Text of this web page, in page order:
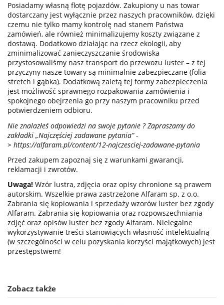
Posiadamy własną flotę pojazdów. Zakupiony u nas towar
dostarczany jest wyłącznie przez naszych pracowników, dzięki
czemu nie tylko mamy kontrolę nad stanem Państwa
zamówień, ale również minimalizujemy koszty związane z
dostawą. Dodatkowo działając na rzecz ekologii, aby
zminimalizować zanieczyszczanie środowiska
przystosowaliśmy nasz transport do przewozu luster – z tej
przyczyny nasze towary są minimalnie zabezpieczane (folia
stretch i gąbka). Dodatkową zaletą tej formy zabezpieczenia
jest możliwość sprawnego rozpakowania zamówienia i
spokojnego obejrzenia go przy naszym pracowniku przed
potwierdzeniem odbioru.
Nie znalazłeś odpowiedzi na swoje pytanie ? Zapraszamy do
zakładki „Najczęściej zadawane pytania” -
> https://alfaram.pl/content/12-najczesciej-zadawane-pytania
Przed zakupem zapoznaj się z warunkami gwarancji,
reklamacji i zwrotów.
Uwaga! Wzór lustra, zdjęcia oraz opisy chronione są prawem
autorskim. Wszelkie prawa zastrzeżone Alfaram sp. z o.o.
Zabrania się kopiowania i sprzedaży wzorów luster bez zgody
Alfaram. Zabrania się kopiowania oraz rozpowszechniania
zdjęć oraz opisów luster bez zgody Alfaram. Nielegalne
wykorzystywanie treści stanowiących własność intelektualną
(w szczególności w celu pozyskania korzyści majątkowych) jest
przestępstwem!
Zobacz także